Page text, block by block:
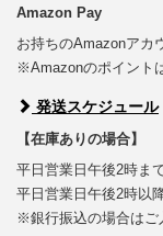
Amazon Pay
お持ちのAmazonアカ
※Amazonのポイント
発送スケジュール
【在庫ありの場合】
平日営業日午後2時ま
平日営業日午後2時以
※銀行振込の場合はご